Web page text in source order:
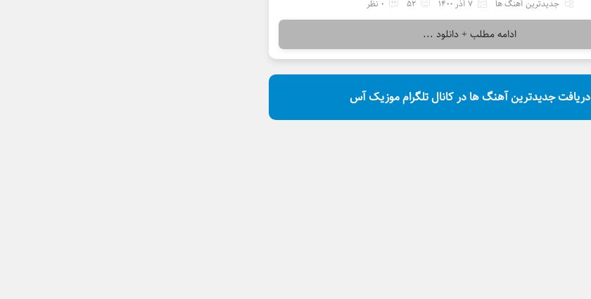
جدیدترین آهنگ ها 7 آذر 1400 52 0 نظر
ادامه مطلب + دانلود ...
دریافت جدیدترین آهنگ ها در کانال تلگرام موزیک آس